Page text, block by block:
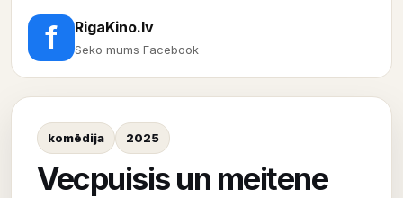
f RigaKino.lv
Seko mums Facebook
komēdija 2025
Vecpuisis un meitene